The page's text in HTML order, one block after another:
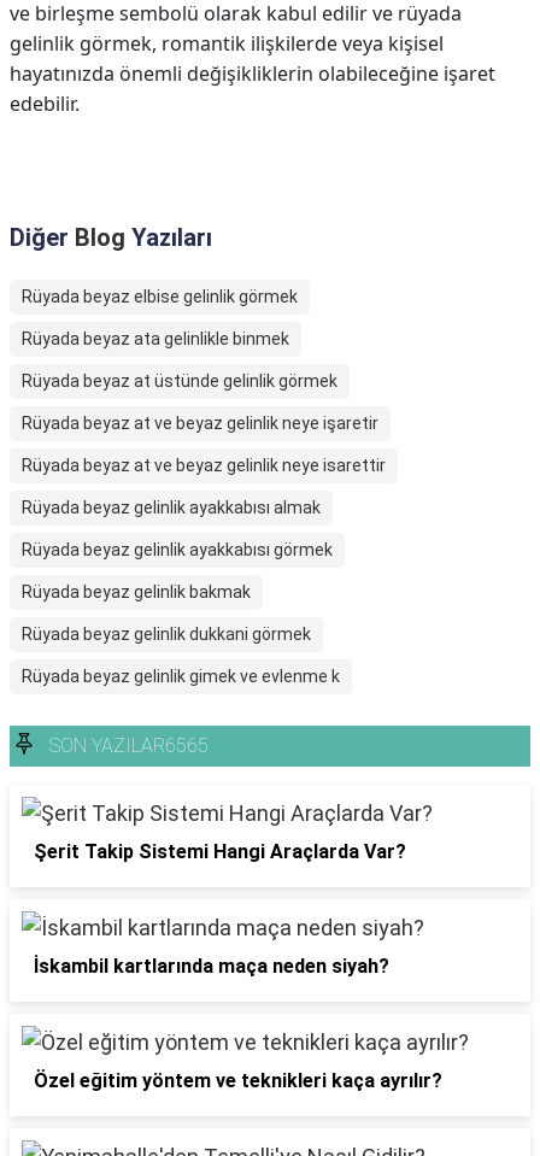
ve birleşme sembolü olarak kabul edilir ve rüyada
gelinlik görmek, romantik ilişkilerde veya kişisel
hayatınızda önemli değişikliklerin olabileceğine işaret
edebilir.
Diğer Blog Yazıları
Rüyada beyaz elbise gelinlik görmek
Rüyada beyaz ata gelinlikle binmek
Rüyada beyaz at üstünde gelinlik görmek
Rüyada beyaz at ve beyaz gelinlik neye işaretir
Rüyada beyaz at ve beyaz gelinlik neye isarettir
Rüyada beyaz gelinlik ayakkabısı almak
Rüyada beyaz gelinlik ayakkabısı görmek
Rüyada beyaz gelinlik bakmak
Rüyada beyaz gelinlik dukkani görmek
Rüyada beyaz gelinlik gimek ve evlenme k
SON YAZILAR6565
Şerit Takip Sistemi Hangi Araçlarda Var?
İskambil kartlarında maça neden siyah?
Özel eğitim yöntem ve teknikleri kaça ayrılır?